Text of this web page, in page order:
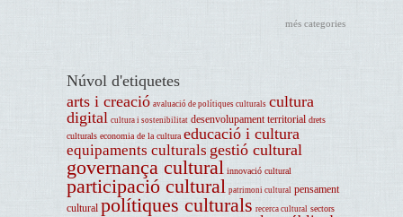
més categories
Núvol d'etiquetes
arts i creació avaluació de polítiques culturals cultura
digital cultura i sostenibilitat desenvolupament territorial drets
culturals economia de la cultura educació i cultura
equipaments culturals gestió cultural
governança cultural innovació cultural
participació cultural patrimoni cultural pensament
cultural polítiques culturals recerca cultural sectors